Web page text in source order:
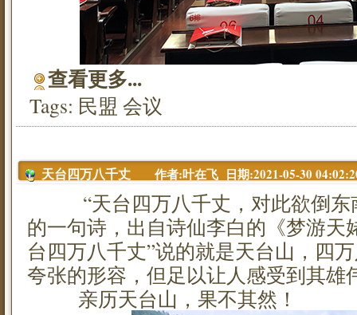
查看更多...
Tags: 民盟 会议
天台四万八千丈 作者:叶在飞 日期:2021-05-30
“天台四万八千丈，对此欲倒东
的一句诗，出自诗仙李白的《梦游天
台四万八千丈”说的就是天台山，四
夸张的形容，但足以让人感受到其雄
亲历天台山，果不其然！